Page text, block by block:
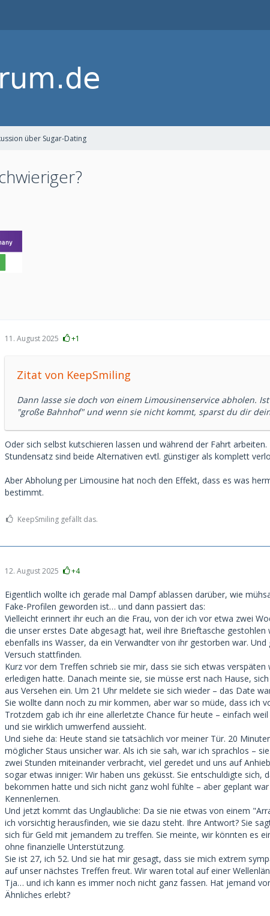
über Sugar-Dating
11. August 2025 +1
Zitat von KeepSmiling
Dann lasse sie doch von einem Limousinenservice abholen.
"große Bahnhof" und wenn sie nicht kommt, sparst du dir
Oder sich selbst kutschieren lassen und während der Fahrt
Stundensatz sind beide Alternativen evtl. günstiger als komplett
Aber Abholung per Limousine hat noch den Effekt, dass es was
bestimmt.
KeepSmiling gefällt das.
12. August 2025 +4
Eigentlich wollte ich gerade mal Dampf ablassen darüber, wie
Fake-Profilen geworden ist… und dann passiert das:
Vielleicht erinnert ihr euch an die Frau, von der ich vor etwa zwei
die unser erstes Date abgesagt hat, weil ihre Brieftasche gestohlen
ebenfalls ins Wasser, da ein Verwandter von ihr gestorben war.
Versuch stattfinden.
Kurz vor dem Treffen schrieb sie mir, dass sie sich etwas
erledigen hatte. Danach meinte sie, sie müsse erst nach Hause,
aus Versehen ein. Um 21 Uhr meldete sie sich wieder – das Date
Sie wollte dann noch zu mir kommen, aber war so müde, dass ich
Trotzdem gab ich ihr eine allerletzte Chance für heute – einfach
und sie wirklich umwerfend aussieht.
Und siehe da: Heute stand sie tatsächlich vor meiner Tür. 20
möglicher Staus unsicher war. Als ich sie sah, war ich sprachlos –
zwei Stunden miteinander verbracht, viel geredet und uns auf
sogar etwas inniger: Wir haben uns geküsst. Sie entschuldigte sich,
bekommen hatte und sich nicht ganz wohl fühlte – aber geplant
Kennenlernen.
Und jetzt kommt das Unglaubliche: Da sie nie etwas von einem
ich vorsichtig herausfinden, wie sie dazu steht. Ihre Antwort? Sie
sich für Geld mit jemandem zu treffen. Sie meinte, wir könnten es
ohne finanzielle Unterstützung.
Sie ist 27, ich 52. Und sie hat mir gesagt, dass sie mich extrem
auf unser nächstes Treffen freut. Wir waren total auf einer
Tja… und ich kann es immer noch nicht ganz fassen. Hat jemand
Ähnliches erlebt?